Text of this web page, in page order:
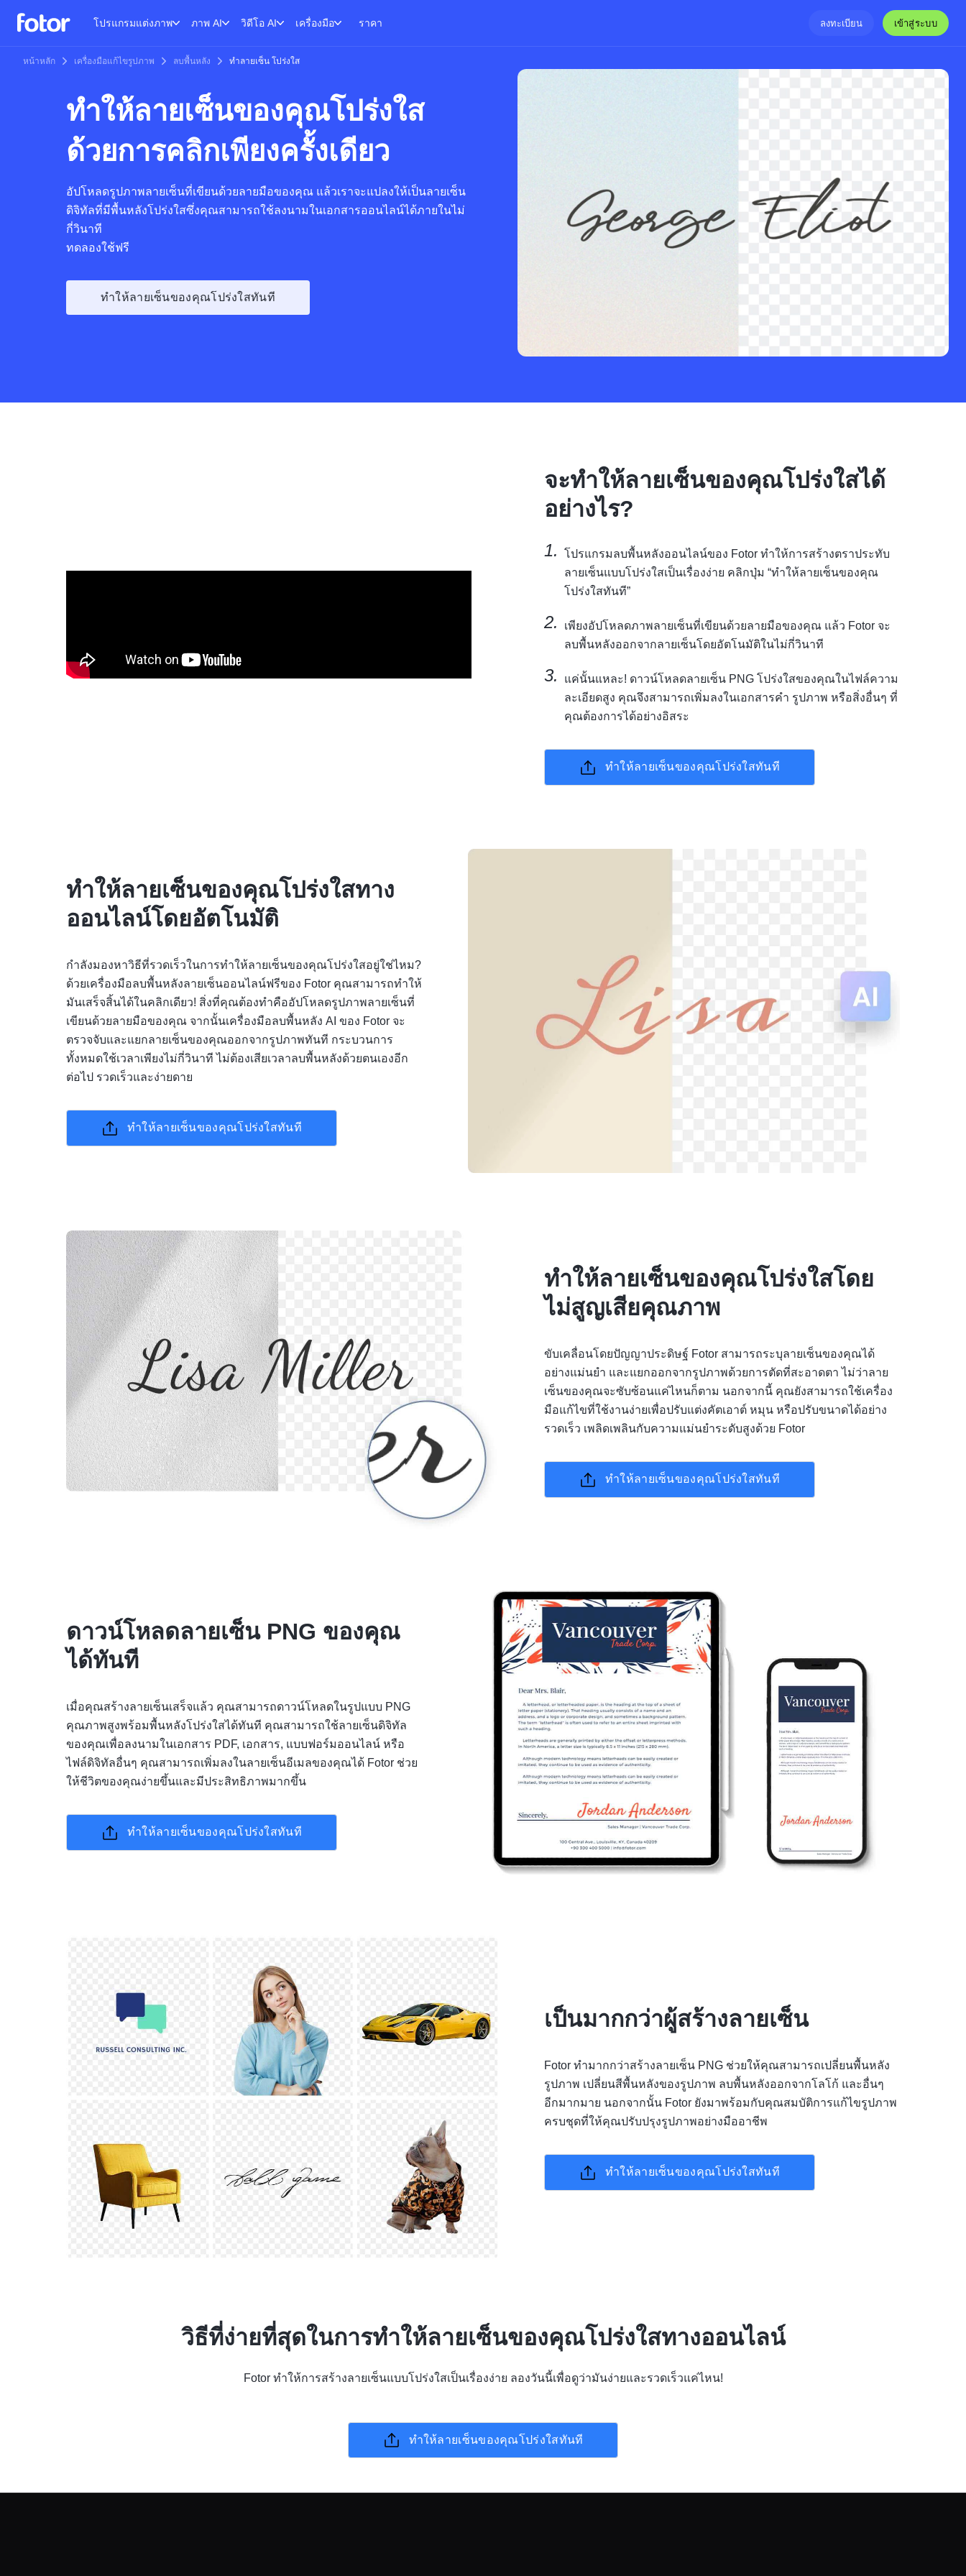
โปรแกรมแต่งภาพ ภาพ AI วิดีโอ AI เครื่องมือ ราคา ลงทะเบียน เข้าสู่ระบบ
หน้าหลัก เครื่องมือแก้ไขรูปภาพ ลบพื้นหลัง ทําลายเซ็น โปร่งใส
ทำให้ลายเซ็นของคุณโปร่งใส
ด้วยการคลิกเพียงครั้งเดียว
อัปโหลดรูปภาพลายเซ็นที่เขียนด้วยลายมือของคุณ แล้วเราจะแปลงให้เป็นลายเซ็น
ดิจิทัลที่มีพื้นหลังโปร่งใสซึ่งคุณสามารถใช้ลงนามในเอกสารออนไลน์ได้ภายในไม่
กี่วินาที
ทดลองใช้ฟรี
ทำให้ลายเซ็นของคุณโปร่งใสทันที
จะทำให้ลายเซ็นของคุณโปร่งใสได้
อย่างไร?
โปรแกรมลบพื้นหลังออนไลน์ของ Fotor ทำให้การสร้างตราประทับ
ลายเซ็นแบบโปร่งใสเป็นเรื่องง่าย คลิกปุ่ม “ทำให้ลายเซ็นของคุณ
โปร่งใสทันที”
เพียงอัปโหลดภาพลายเซ็นที่เขียนด้วยลายมือของคุณ แล้ว Fotor จะ
ลบพื้นหลังออกจากลายเซ็นโดยอัตโนมัติในไม่กี่วินาที
แค่นั้นแหละ! ดาวน์โหลดลายเซ็น PNG โปร่งใสของคุณในไฟล์ความ
ละเอียดสูง คุณจึงสามารถเพิ่มลงในเอกสารคำ รูปภาพ หรือสิ่งอื่นๆ ที่
คุณต้องการได้อย่างอิสระ
ทำให้ลายเซ็นของคุณโปร่งใสทันที
ทำให้ลายเซ็นของคุณโปร่งใสทาง
ออนไลน์โดยอัตโนมัติ
กำลังมองหาวิธีที่รวดเร็วในการทำให้ลายเซ็นของคุณโปร่งใสอยู่ใช่ไหม?
ด้วยเครื่องมือลบพื้นหลังลายเซ็นออนไลน์ฟรีของ Fotor คุณสามารถทำให้
มันเสร็จสิ้นได้ในคลิกเดียว! สิ่งที่คุณต้องทำคืออัปโหลดรูปภาพลายเซ็นที่
เขียนด้วยลายมือของคุณ จากนั้นเครื่องมือลบพื้นหลัง AI ของ Fotor จะ
ตรวจจับและแยกลายเซ็นของคุณออกจากรูปภาพทันที กระบวนการ
ทั้งหมดใช้เวลาเพียงไม่กี่วินาที ไม่ต้องเสียเวลาลบพื้นหลังด้วยตนเองอีก
ต่อไป รวดเร็วและง่ายดาย
ทำให้ลายเซ็นของคุณโปร่งใสทันที
ทำให้ลายเซ็นของคุณโปร่งใสโดย
ไม่สูญเสียคุณภาพ
ขับเคลื่อนโดยปัญญาประดิษฐ์ Fotor สามารถระบุลายเซ็นของคุณได้
อย่างแม่นยำ และแยกออกจากรูปภาพด้วยการตัดที่สะอาดตา ไม่ว่าลาย
เซ็นของคุณจะซับซ้อนแค่ไหนก็ตาม นอกจากนี้ คุณยังสามารถใช้เครื่อง
มือแก้ไขที่ใช้งานง่ายเพื่อปรับแต่งคัตเอาต์ หมุน หรือปรับขนาดได้อย่าง
รวดเร็ว เพลิดเพลินกับความแม่นยำระดับสูงด้วย Fotor
ทำให้ลายเซ็นของคุณโปร่งใสทันที
ดาวน์โหลดลายเซ็น PNG ของคุณ
ได้ทันที
เมื่อคุณสร้างลายเซ็นเสร็จแล้ว คุณสามารถดาวน์โหลดในรูปแบบ PNG
คุณภาพสูงพร้อมพื้นหลังโปร่งใสได้ทันที คุณสามารถใช้ลายเซ็นดิจิทัล
ของคุณเพื่อลงนามในเอกสาร PDF, เอกสาร, แบบฟอร์มออนไลน์ หรือ
ไฟล์ดิจิทัลอื่นๆ คุณสามารถเพิ่มลงในลายเซ็นอีเมลของคุณได้ Fotor ช่วย
ให้ชีวิตของคุณง่ายขึ้นและมีประสิทธิภาพมากขึ้น
ทำให้ลายเซ็นของคุณโปร่งใสทันที
เป็นมากกว่าผู้สร้างลายเซ็น
Fotor ทำมากกว่าสร้างลายเซ็น PNG ช่วยให้คุณสามารถเปลี่ยนพื้นหลัง
รูปภาพ เปลี่ยนสีพื้นหลังของรูปภาพ ลบพื้นหลังออกจากโลโก้ และอื่นๆ
อีกมากมาย นอกจากนั้น Fotor ยังมาพร้อมกับคุณสมบัติการแก้ไขรูปภาพ
ครบชุดที่ให้คุณปรับปรุงรูปภาพอย่างมืออาชีพ
ทำให้ลายเซ็นของคุณโปร่งใสทันที
วิธีที่ง่ายที่สุดในการทำให้ลายเซ็นของคุณโปร่งใสทางออนไลน์
Fotor ทำให้การสร้างลายเซ็นแบบโปร่งใสเป็นเรื่องง่าย ลองวันนี้เพื่อดูว่ามันง่ายและรวดเร็วแค่ไหน!
ทำให้ลายเซ็นของคุณโปร่งใสทันที